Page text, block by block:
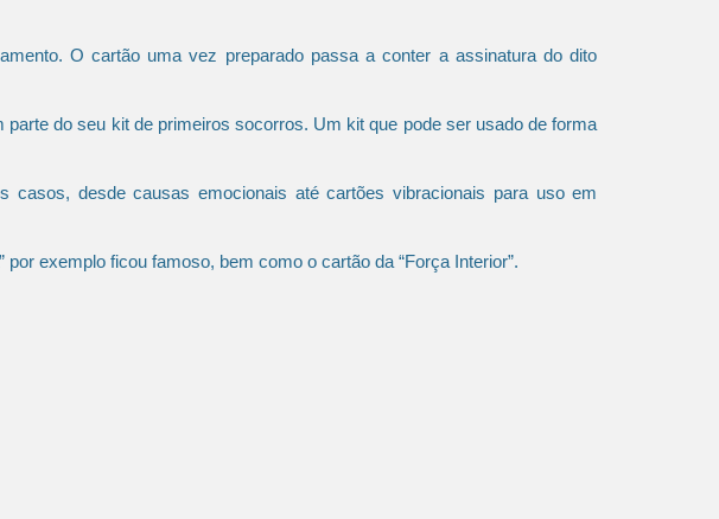
O cartão uma vez preparado passa a conter a assinatura do dito
do seu kit de primeiros socorros. Um kit que pode ser usado de forma
casos, desde causas emocionais até cartões vibracionais para uso em
exemplo ficou famoso, bem como o cartão da “Força Interior”.